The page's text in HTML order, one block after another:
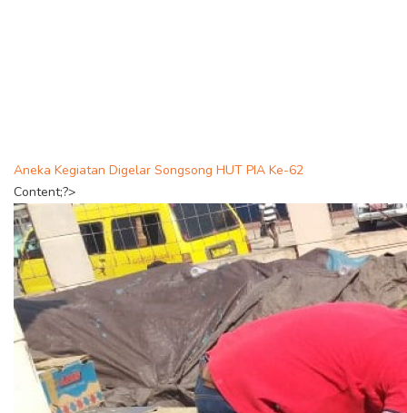
Aneka Kegiatan Digelar Songsong HUT PIA Ke-62
Content;?>